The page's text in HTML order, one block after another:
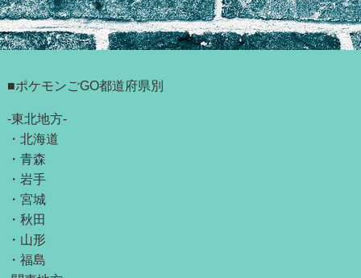
■ポケモンごGO都道府県別
-東北地方-
・ 北海道
・ 青森
・ 岩手
・ 宮城
・ 秋田
・ 山形
・ 福島